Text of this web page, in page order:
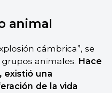
animal
cámbrica”, se
animales. Hace
existió una
de la vida